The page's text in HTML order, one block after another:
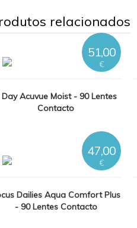
relacionados
Day Acuvue Moist - 90 Lentes
Contacto
51,00
€
Dailies Aqua Comfort Plus
- 90 Lentes Contacto
47,00
€